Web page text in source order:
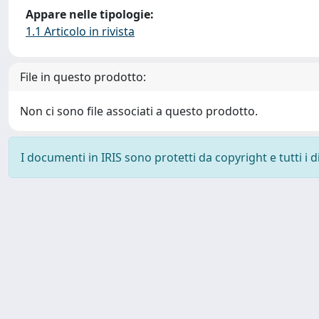
Appare nelle tipologie:
1.1 Articolo in rivista
File in questo prodotto:
Non ci sono file associati a questo prodotto.
I documenti in IRIS sono protetti da copyright e tutti i